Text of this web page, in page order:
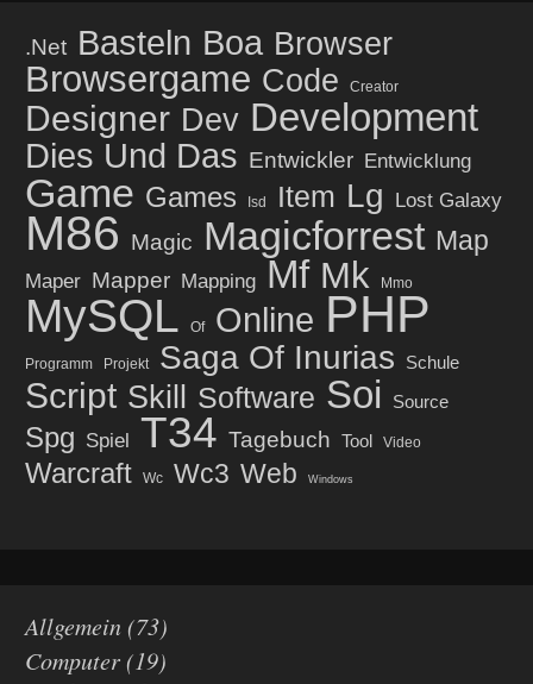
.net Basteln Boa Browser
Browsergame Code Creator
Designer Dev Development
Dies Und Das Entwickler Entwicklung
Game Games Isd Item Lg Lost Galaxy
M86 Magic Magicforrest Map
Maper Mapper Mapping Mf Mk Mmo
MySQL Of Online PHP
Programm Projekt Saga Of Inurias Schule
Script Skill Software Soi Source
Spg Spiel T34 Tagebuch Tool Video
Warcraft Wc Wc3 Web Windows
Allgemein(73)
Computer(19)